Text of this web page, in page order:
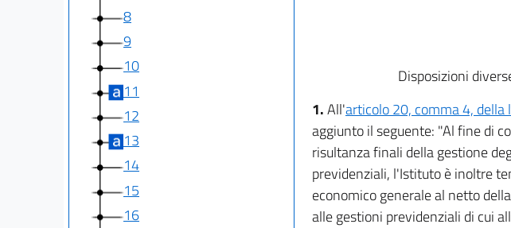
8
9
10
11
12
13
14
15
16
Disposizioni
1.All'articolo 20, comma 4,
aggiunto il seguente: "Al fine di
risultanza finali della gestione
previdenziali, l'Istituto è inoltre
economico generale al netto
alle gestioni previdenziali di cui